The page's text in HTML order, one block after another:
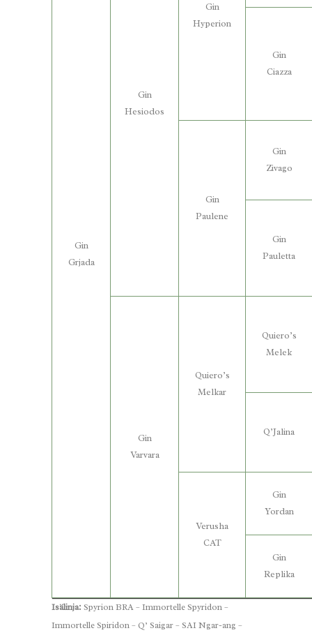
Gin
Grjada
Gin
Hesiodos
Gin
Hyperion
Gin
Ciazza
Gin
Paulene
Gin
Zivago
Gin
Pauletta
Gin
Varvara
Quiero’s
Melkar
Quiero’s
Melek
Q’Jalina
Verusha
CAT
Gin
Yordan
Gin
Replika
Isälinja: Spyrion BRA – Immortelle Spyridon –
Immortelle Spiridon – Q’ Saigar – SAI Ngar-ang –